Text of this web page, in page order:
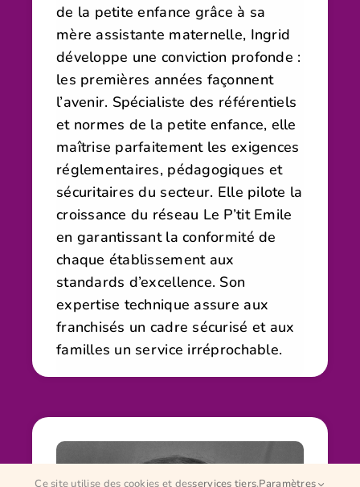
de la petite enfance grâce à sa
mère assistante maternelle, Ingrid
développe une conviction profonde :
les premières années façonnent
l’avenir. Spécialiste des référentiels
et normes de la petite enfance, elle
maîtrise parfaitement les exigences
réglementaires, pédagogiques et
sécuritaires du secteur. Elle pilote la
croissance du réseau Le P’tit Emile
en garantissant la conformité de
chaque établissement aux
standards d’excellence. Son
expertise technique assure aux
franchisés un cadre sécurisé et aux
familles un service irréprochable.
Ce site utilise des cookies et desservices tiers.Paramètres